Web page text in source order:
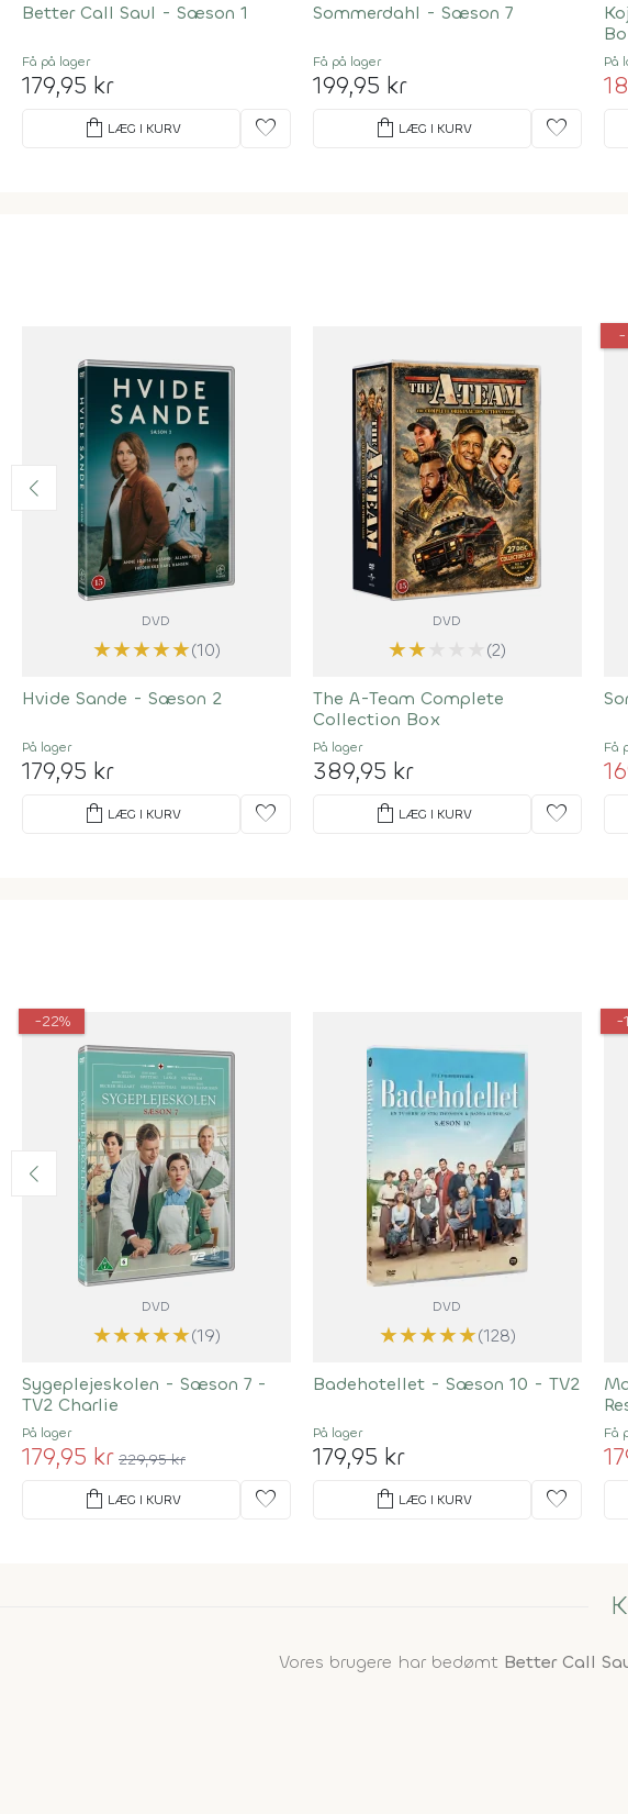
Better Call Saul - Sæson 1
Få på lager
179,95 kr
shopping_bag LÆG I KURV favorite
Sommerdahl - Sæson 7
Få på lager
199,95 kr
shopping_bag LÆG I KURV favorite
På
DVD
★★★★★(10)
Hvide Sande - Sæson 2
På lager
179,95 kr
shopping_bag LÆG I KURV favorite
DVD
★★ (2)
The A-Team Complete
Collection Box
På lager
389,95 kr
shopping_bag LÆG I KURV favorite
-
Få
-22%
DVD
★★★★★(19)
Sygeplejeskolen - Sæson 7 -
TV2 Charlie
På lager
179,95 kr 229,95 kr
shopping_bag LÆG I KURV favorite
DVD
★★★★★(128)
Badehotellet - Sæson 10 - TV2
På lager
179,95 kr
shopping_bag LÆG I KURV favorite
-
Få
Vores brugere har bedømt Better Call